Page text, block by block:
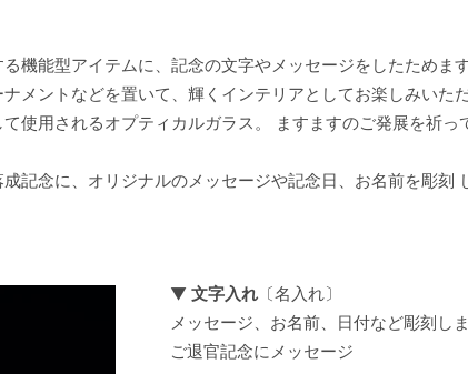
機能型アイテムに、記念の文字やメッセージをしたためま
メントなどを置いて、輝くインテリアとしてお楽しみいた
使用されるオプティカルガラス。 ますますのご発展を祈っ
記念に、オリジナルのメッセージや記念日、お名前を彫刻
▼ 文字入れ〔名入れ〕
メッセージ、お名前、日付など彫刻し
ご退官記念にメッセージ